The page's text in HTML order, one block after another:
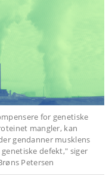
for genetiske
mangler, kan
gendanner musklens
defekt," siger
Petersen